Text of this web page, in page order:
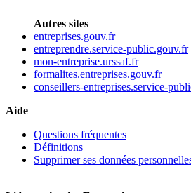
Autres sites
entreprises.gouv.fr
entreprendre.service-public.gouv.fr
mon-entreprise.urssaf.fr
formalites.entreprises.gouv.fr
conseillers-entreprises.service-
Aide
Questions fréquentes
Définitions
Supprimer ses données